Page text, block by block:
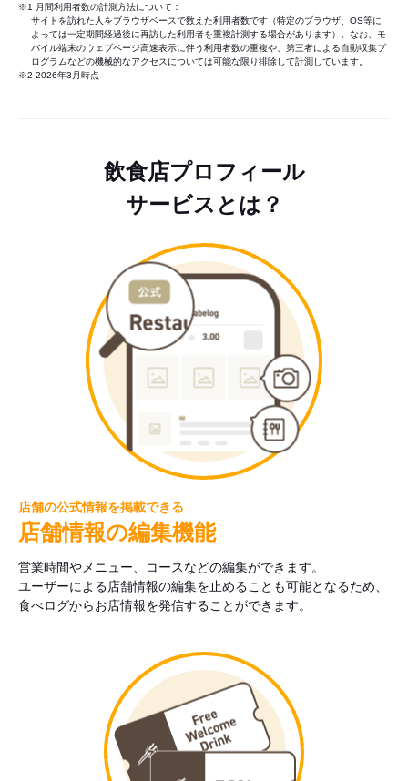
※1 月間利用者数の計測方法について：
サイトを訪れた人をブラウザベースで数えた利用者数です（特定のブラウザ、OS等に
よっては一定期間経過後に再訪した利用者を重複計測する場合があります）。なお、モ
バイル端末のウェブページ高速表示に伴う利用者数の重複や、第三者による自動収集プ
ログラムなどの機械的なアクセスについては可能な限り排除して計測しています。
※2 2026年3月時点
飲食店プロフィール
サービスとは？
店舗の公式情報を掲載できる
店舗情報の編集機能
営業時間やメニュー、コースなどの編集ができます。
ユーザーによる店舗情報の編集を止めることも可能となるため、
食べログからお店情報を発信することができます。